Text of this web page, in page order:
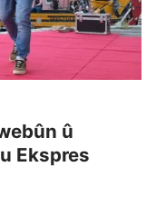
û
Ekspres